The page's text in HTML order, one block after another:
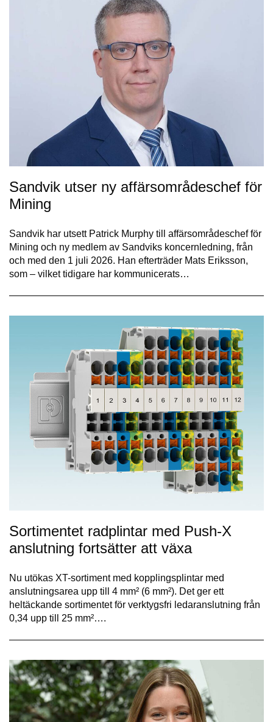
Sandvik utser ny affärsområdeschef för
Mining
Sandvik har utsett Patrick Murphy till affärsområdeschef för
Mining och ny medlem av Sandviks koncernledning, från
och med den 1 juli 2026. Han efterträder Mats Eriksson,
som – vilket tidigare har kommunicerats…
Sortimentet radplintar med Push-X
anslutning fortsätter att växa
Nu utökas XT-sortiment med kopplingsplintar med
anslutningsarea upp till 4 mm² (6 mm²). Det ger ett
heltäckande sortimentet för verktygsfri ledaranslutning från
0,34 upp till 25 mm²….